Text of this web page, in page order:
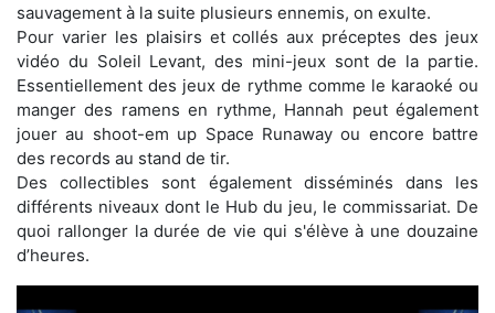
sauvagement à la suite plusieurs ennemis, on exulte.
Pour varier les plaisirs et collés aux préceptes des jeux
vidéo du Soleil Levant, des mini-jeux sont de la partie.
Essentiellement des jeux de rythme comme le karaoké ou
manger des ramens en rythme, Hannah peut également
jouer au shoot-em up Space Runaway ou encore battre
des records au stand de tir.
Des collectibles sont également disséminés dans les
différents niveaux dont le Hub du jeu, le commissariat. De
quoi rallonger la durée de vie qui s'élève à une douzaine
d’heures.